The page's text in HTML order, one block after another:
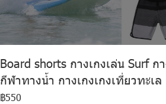
Board shorts กางเกงเล่น Surf ก
กีฬาทางน้ำ กางเกงเกงเที่ยวทะเล
฿550